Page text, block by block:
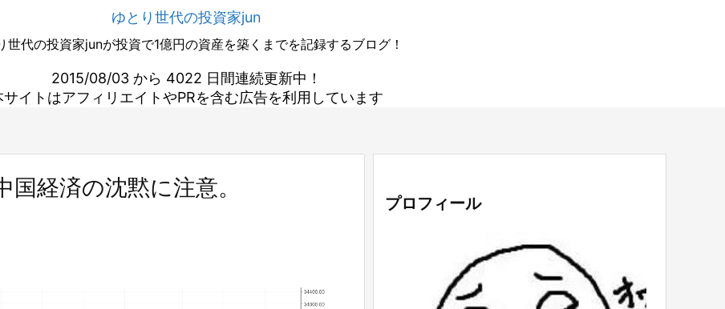
ゆとり世代の投資家jun
世代の投資家junが投資で1億円の資産を築くまでを記録するブログ！
2015/08/03 から 4022 日間連続更新中！
サイトはアフィリエイトやPRを含む広告を利用しています
経済の沈黙に注意。
プロフィール